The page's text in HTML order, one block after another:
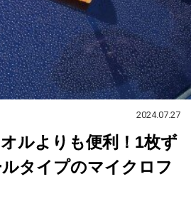
2024.07.27
オルよりも便利！1枚ず
タイプのマイクロフ